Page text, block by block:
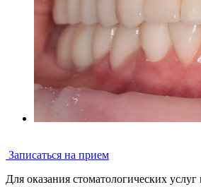
Записаться на прием
Для оказания стоматологических